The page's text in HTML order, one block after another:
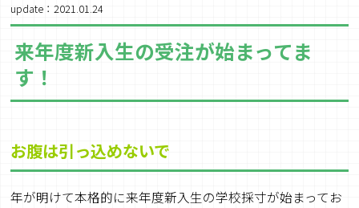
update：2021.01.24
来年度新入生の受注が始まってま
す！
お腹は引っ込めないで
年が明けて本格的に来年度新入生の学校採寸が始まってお